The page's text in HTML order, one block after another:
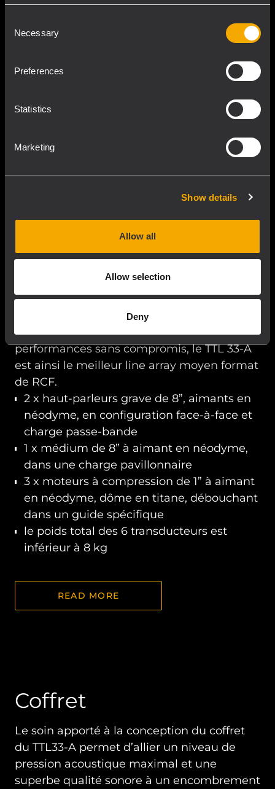
Selection
Necessary
Preferences
Statistics
Marketing
Show details
Allow all
Allow selection
Deny
Haut-parleurs RCF
précision
La conception et la fabrication en interne
des transducteurs permettent des
performances sans compromis, le TTL 33-A
est ainsi le meilleur line array moyen format
de RCF.
2 x haut-parleurs grave de 8”, aimants en
néodyme, en configuration face-à-face et
charge passe-bande
1 x médium de 8” à aimant en néodyme,
dans une charge pavillonnaire
3 x moteurs à compression de 1” à aimant
en néodyme, dôme en titane, débouchant
dans un guide spécifique
le poids total des 6 transducteurs est
inférieur à 8 kg
READ MORE
Coffret
Le soin apporté à la conception du coffret
du TTL33-A permet d’allier un niveau de
pression acoustique maximal et une
superbe qualité sonore à un encombrement